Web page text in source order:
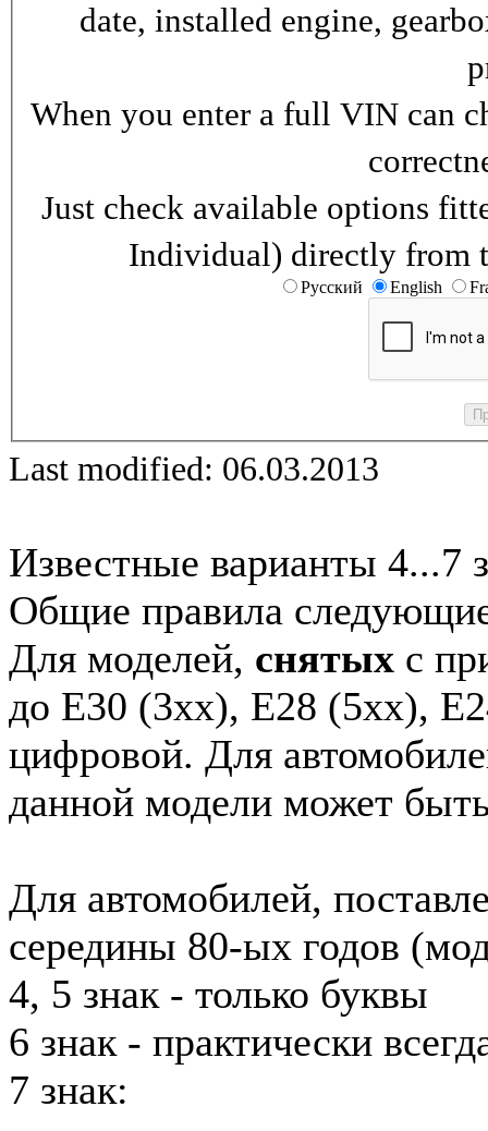
date, installed engine,
When you enter a full VIN can
Just check available options
Individual) directly from
Русский English
Last modified: 06.03.2013
Известные варианты 4...7
Общие правила
Для моделей, снятых с
до E30 (3xx), E28 (5xx),
цифровой. Для
данной модели может
Для автомобилей,
середины 80-ых годов
4, 5 знак - только буквы
6 знак - практически
7 знак: